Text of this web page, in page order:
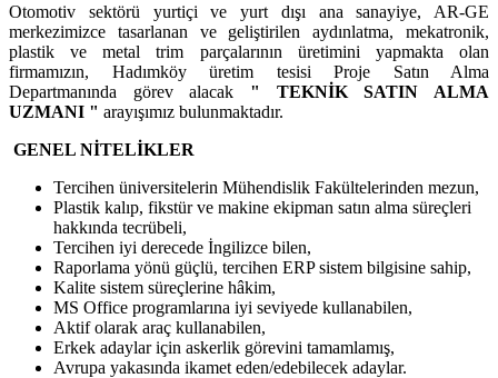
Otomotiv sektörü yurtiçi ve yurt dışı ana sanayiye, AR-GE
merkezimizce tasarlanan ve geliştirilen aydınlatma, mekatronik,
plastik ve metal trim parçalarının üretimini yapmakta olan
firmamızın, Hadımköy üretim tesisi Proje Satın Alma
Departmanında görev alacak " TEKNİK SATIN ALMA
UZMANI " arayışımız bulunmaktadır.
GENEL NİTELİKLER
Tercihen üniversitelerin Mühendislik Fakültelerinden mezun,
Plastik kalıp, fikstür ve makine ekipman satın alma süreçleri
hakkında tecrübeli,
Tercihen iyi derecede İngilizce bilen,
Raporlama yönü güçlü, tercihen ERP sistem bilgisine sahip,
Kalite sistem süreçlerine hâkim,
MS Office programlarına iyi seviyede kullanabilen,
Aktif olarak araç kullanabilen,
Erkek adaylar için askerlik görevini tamamlamış,
Avrupa yakasında ikamet eden/edebilecek adaylar.